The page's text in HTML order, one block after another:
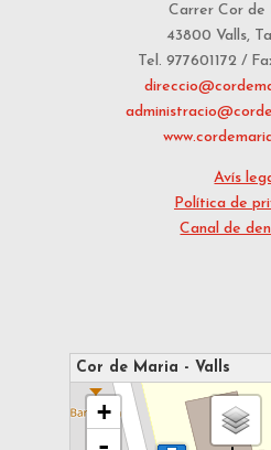
Carrer Cor de
43800 Valls,
Tel. 977601172 /
Avís
Política de
Canal de
Cor de Maria - Valls
s'està carregant el mapa - espereu...
+